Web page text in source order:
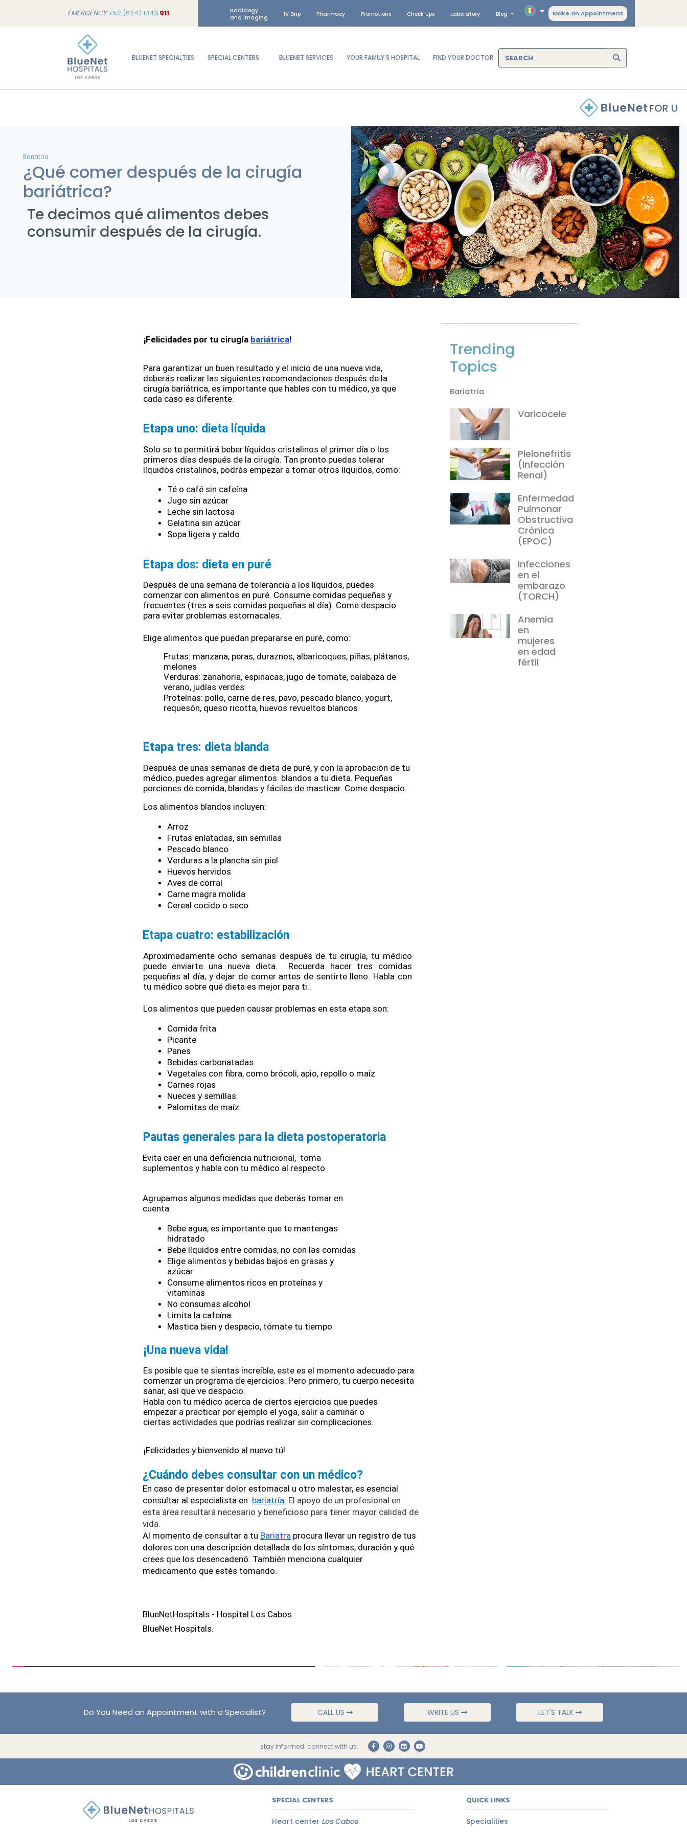
EMERGENCY+52 (624) 1043 911
Radiology
and imaging
IV Drip Pharmacy Promotions Check Ups Laboratory Blog Make an Appointment
BLUENET SPECIALTIES SPECIAL CENTERS BLUENET SERVICES YOUR FAMILY'S HOSPITAL FIND YOUR DOCTOR
Bariatría
¿Qué comer después de la cirugía
bariátrica?
Te decimos qué alimentos debes
consumir después de la cirugía.
¡Felicidades por tu cirugía bariátrica!
Para garantizar un buen resultado y el inicio de una nueva vida,
deberás realizar las siguientes recomendaciones después de la
cirugía bariátrica, es importante que hables con tu médico, ya que
cada caso es diferente.
Etapa uno: dieta líquida
Solo se te permitirá beber líquidos cristalinos el primer día o los
primeros días después de la cirugía. Tan pronto puedas tolerar
líquidos cristalinos, podrás empezar a tomar otros líquidos, como:
Té o café sin cafeína
Jugo sin azúcar
Leche sin lactosa
Gelatina sin azúcar
Sopa ligera y caldo
Etapa dos: dieta en puré
Después de una semana de tolerancia a los líquidos, puedes
comenzar con alimentos en puré. Consume comidas pequeñas y
frecuentes (tres a seis comidas pequeñas al día). Come despacio
para evitar problemas estomacales.
Elige alimentos que puedan prepararse en puré, como:
Frutas: manzana, peras, duraznos, albaricoques, piñas, plátanos,
melones
Verduras: zanahoria, espinacas, jugo de tomate, calabaza de
verano, judías verdes
Proteínas: pollo, carne de res, pavo, pescado blanco, yogurt,
requesón, queso ricotta, huevos revueltos blancos
Etapa tres: dieta blanda
Después de unas semanas de dieta de puré, y con la aprobación de tu
médico, puedes agregar alimentos  blandos a tu dieta. Pequeñas
porciones de comida, blandas y fáciles de masticar. Come despacio.
Los alimentos blandos incluyen:
Arroz
Frutas enlatadas, sin semillas
Pescado blanco
Verduras a la plancha sin piel
Huevos hervidos
Aves de corral
Carne magra molida
Cereal cocido o seco
Etapa cuatro: estabilización
Aproximadamente ocho semanas después de tu cirugía, tu médico
puede enviarte una nueva dieta.  Recuerda hacer tres comidas
pequeñas al día, y dejar de comer antes de sentirte lleno. Habla con
tu médico sobre qué dieta es mejor para ti..
Los alimentos que pueden causar problemas en esta etapa son:
Comida frita
Picante
Panes
Bebidas carbonatadas
Vegetales con fibra, como brócoli, apio, repollo o maíz
Carnes rojas
Nueces y semillas
Palomitas de maíz
Pautas generales para la dieta postoperatoria
Evita caer en una deficiencia nutricional,  toma
suplementos y habla con tu médico al respecto.
Agrupamos algunos medidas que deberás tomar en
cuenta:
Bebe agua, es importante que te mantengas
hidratado
Bebe líquidos entre comidas, no con las comidas
Elige alimentos y bebidas bajos en grasas y
azúcar
Consume alimentos ricos en proteínas y
vitaminas
No consumas alcohol
Limita la cafeína
Mastica bien y despacio, tómate tu tiempo
¡Una nueva vida!
Es posible que te sientas increíble, este es el momento adecuado para
comenzar un programa de ejercicios. Pero primero, tu cuerpo necesita
sanar, así que ve despacio.
Habla con tu médico acerca de ciertos ejercicios que puedes
empezar a practicar por ejemplo el yoga, salir a caminar o
ciertas actividades que podrías realizar sin complicaciones.
¡Felicidades y bienvenido al nuevo tú!
¿Cuándo debes consultar con un médico?
En caso de presentar dolor estomacal u otro malestar, es esencial
consultar al especialista en bariatría. El apoyo de un profesional en
esta área resultará necesario y beneficioso para tener mayor calidad de
vida.
Al momento de consultar a tu Bariatra procura llevar un registro de tus
dolores con una descripción detallada de los síntomas, duración y qué
crees que los desencadenó. También menciona cualquier
medicamento que estés tomando.
BlueNetHospitals - Hospital Los Cabos
BlueNet Hospitals.
Trending
Topics
Bariatría
Varicocele
Pielonefritis
(Infección
Renal)
Enfermedad
Pulmonar
Obstructiva
Crónica
(EPOC)
Infecciones
en el
embarazo
(TORCH)
Anemia
en
mujeres
en edad
fértil
Do You Need an Appointment with a Specialist? CALL US WRITE US LET'S TALK
stay informed. connect with us.
SPECIAL CENTERS
Heart center Los Cabos
QUICK LINKS
Specialities